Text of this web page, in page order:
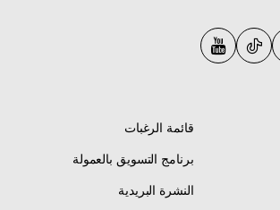
قائمة الرغبات
برنامج التسويق بالعمولة
النشرة البريدية